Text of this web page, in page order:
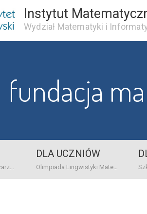
Instytut
Wydział Matematyki i
fundacja
dane bankowo-adresowe kontakt
DLA UCZNIÓW
Olimpiada Lingwistyki Matematycznej